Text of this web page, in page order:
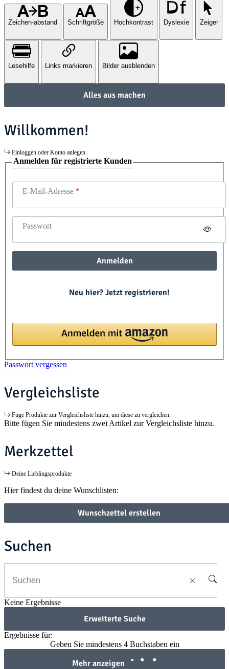
Zeichen-abstand Schriftgröße Hochkontrast Dyslexie Zeiger
Lesehilfe Links markieren Bilder ausblenden
Alles aus machen
Willkommen!
Einloggen oder Konto anlegen.
Anmelden für registrierte Kunden
E-Mail-Adresse
Passwort
Anmelden
Neu hier? Jetzt registrieren!
Passwort vergessen
Vergleichsliste
Füge Produkte zur Vergleichsliste hinzu, um diese zu vergleichen.
Bitte fügen Sie mindestens zwei Artikel zur Vergleichsliste hinzu.
Merkzettel
Deine Lieblingsprodukte
Hier findest du deine Wunschlisten:
Wunschzettel erstellen
Suchen
Keine Ergebnisse
Erweiterte Suche
Ergebnisse für:
Geben Sie mindestens 4 Buchstaben ein
Mehr anzeigen